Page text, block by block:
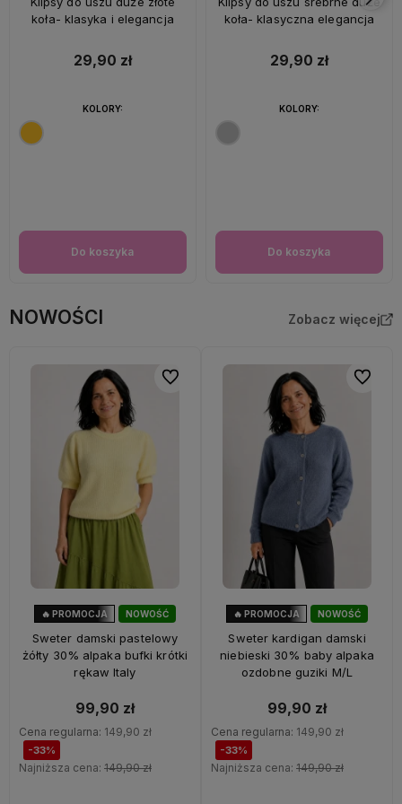
koła- klasyka i elegancja
29,90 zł
Do koszyka
KOLORY:
koła- klasyczna elegancja
29,90 zł
Do koszyka
KOLORY:
NOWOŚCI Zobacz więcej
NOWOŚĆ
🔥 PROMOCJA
Sweter damski pastelowy
żółty 30% alpaka bufki krótki
rękaw Italy
99,90 zł
Cena regularna: 149,90 zł
-33%
Najniższa cena: 149,90 zł
Do ulubionych
NOWOŚĆ
🔥 PROMOCJA
Sweter kardigan damski
niebieski 30% baby alpaka
ozdobne guziki M/L
99,90 zł
Cena regularna: 149,90 zł
-33%
Najniższa cena: 149,90 zł
Do